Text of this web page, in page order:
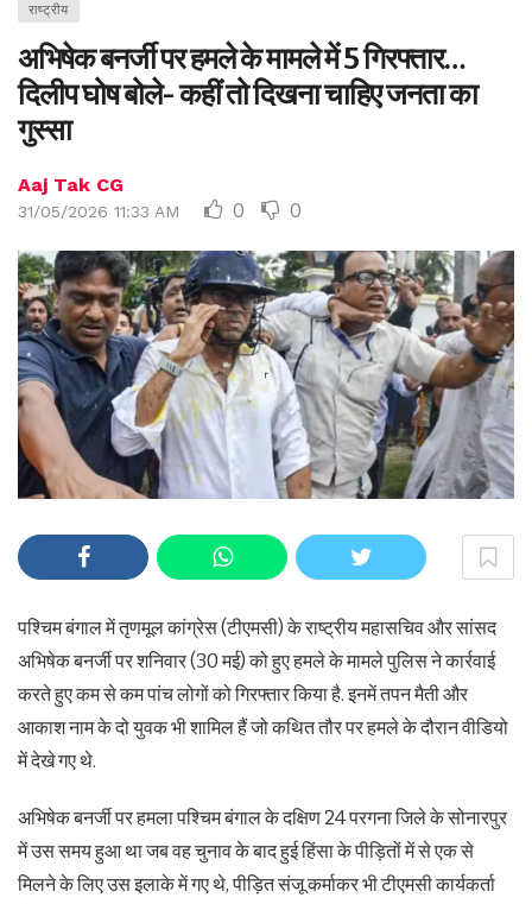
राष्ट्रीय
अभिषेक बनर्जी पर हमले के मामले में 5 गिरफ्तार…
दिलीप घोष बोले- कहीं तो दिखना चाहिए जनता का
गुस्सा
Aaj Tak CG
31/05/2026 11:33 AM 0 0
पश्चिम बंगाल में तृणमूल कांग्रेस (टीएमसी) के राष्ट्रीय महासचिव और सांसद
अभिषेक बनर्जी पर शनिवार (30 मई) को हुए हमले के मामले पुलिस ने कार्रवाई
करते हुए कम से कम पांच लोगों को गिरफ्तार किया है. इनमें तपन मैती और
आकाश नाम के दो युवक भी शामिल हैं जो कथित तौर पर हमले के दौरान वीडियो
में देखे गए थे.
अभिषेक बनर्जी पर हमला पश्चिम बंगाल के दक्षिण 24 परगना जिले के सोनारपुर
में उस समय हुआ था जब वह चुनाव के बाद हुई हिंसा के पीड़ितों में से एक से
मिलने के लिए उस इलाके में गए थे, पीड़ित संजू कर्माकर भी टीएमसी कार्यकर्ता